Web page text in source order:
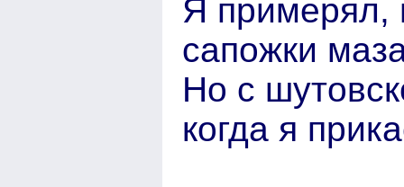
Я примерял,
сапожки
Но с
когда я